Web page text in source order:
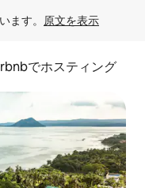
ます。 原文を表示
でホスティング